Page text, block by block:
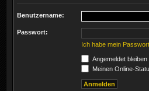
Benutzername:
Passwort:
Ich habe mein
Angemeldet bleiben
Meinen Online-